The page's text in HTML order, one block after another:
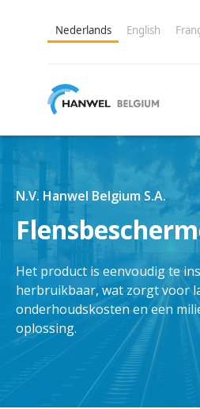
Nederlands English
N.V. Hanwel Belgium S.A.
Het product is eenvoudig te
herbruikbaar, wat zorgt voor
onderhoudskosten en een
oplossing.